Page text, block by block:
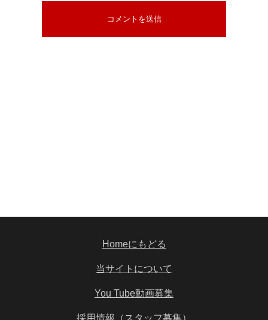
Homeにもどる
当サイトについて
You Tube動画募集